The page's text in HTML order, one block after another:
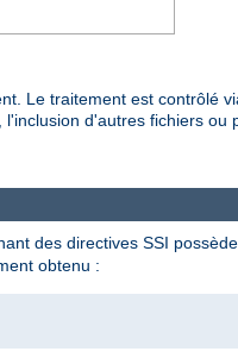
Le traitement est contrôlé
d'autres fichiers
des directives SSI
obtenu :